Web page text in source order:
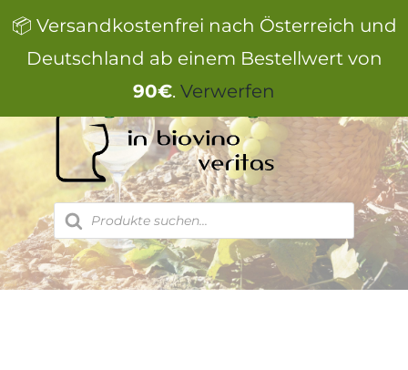
📦 Versandkostenfrei nach Österreich und
Deutschland ab einem Bestellwert von
90€. Verwerfen
Inhalt
springen
Products
search